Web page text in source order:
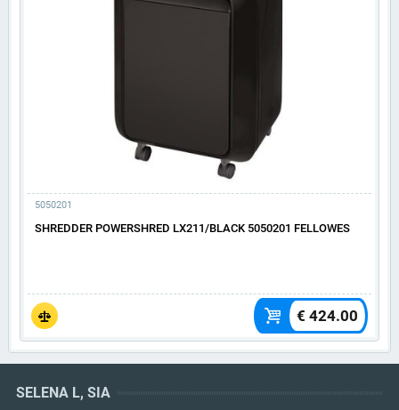
5050201
SHREDDER POWERSHRED LX211/BLACK 5050201 FELLOWES
€ 424.00
SELENA L, SIA